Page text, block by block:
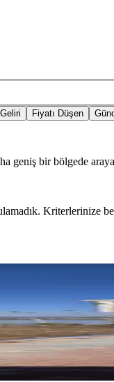
Fiyatı Düşen
geniş bir bölgede
Kriterlerinize
Hacılı Mahallesi
Müstakil·17.08.2025
Geri Dönüş: 18 yıl